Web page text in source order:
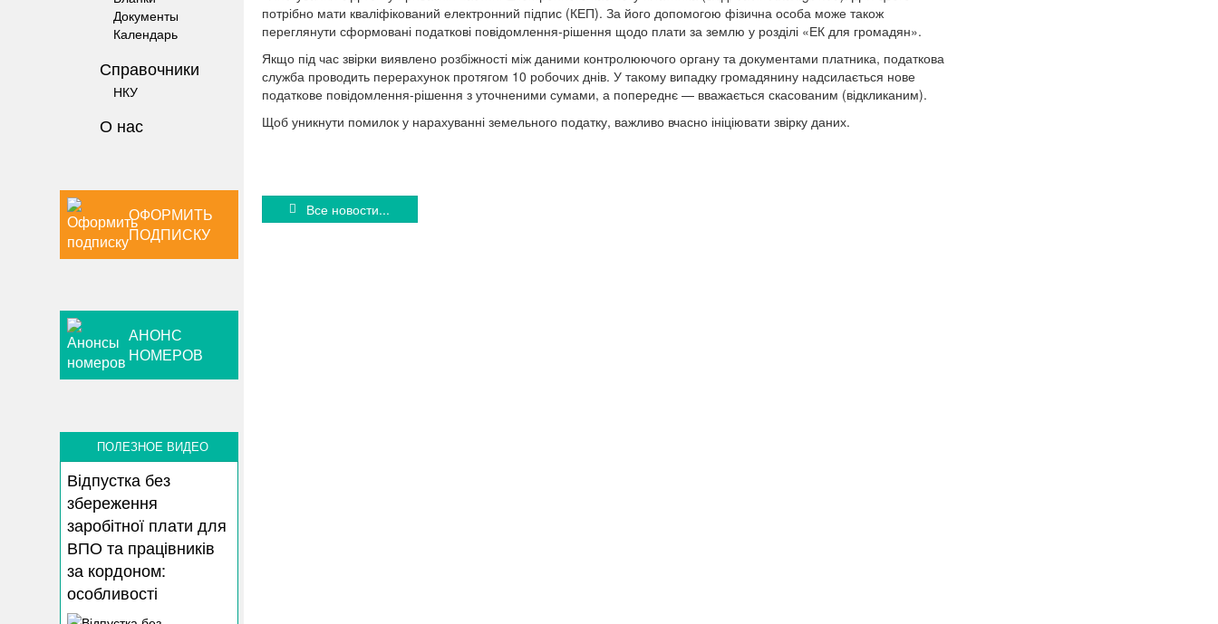
Документы
Календарь
Справочники
НКУ
О нас
ОФОРМИТЬ
ПОДПИСКУ
АНОНС
НОМЕРОВ
ПОЛЕЗНОЕ ВИДЕО
Відпустка без
збереження
заробітної плати для
ВПО та працівників
за кордоном:
особливості
потрібно мати кваліфікований електронний підпис (КЕП). За його допомогою фізична особа може також
переглянути сформовані податкові повідомлення-рішення щодо плати за землю у розділі «ЕК для громадян».
Якщо під час звірки виявлено розбіжності між даними контролюючого органу та документами платника, податкова
служба проводить перерахунок протягом 10 робочих днів. У такому випадку громадянину надсилається нове
податкове повідомлення-рішення з уточненими сумами, а попереднє — вважається скасованим (відкликаним).
Щоб уникнути помилок у нарахуванні земельного податку, важливо вчасно ініціювати звірку даних.
Все новости...